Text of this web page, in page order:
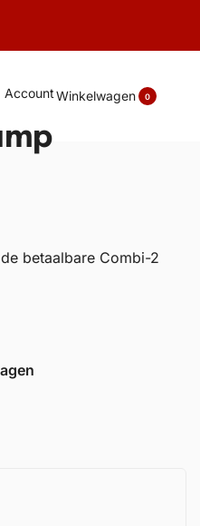
AccountWinkelwagen 0
betaalbare Combi-2